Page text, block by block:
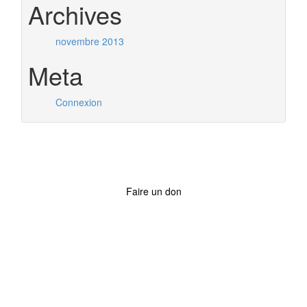
Archives
novembre 2013
Meta
Connexion
Faire un don